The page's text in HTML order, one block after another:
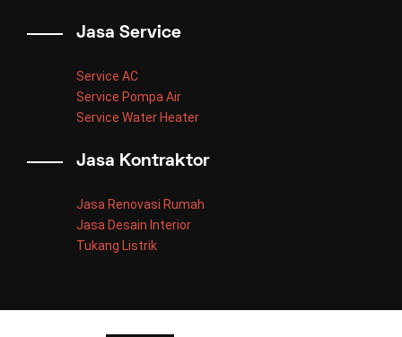
Jasa Service
Service AC
Service Pompa Air
Service Water Heater
Jasa Kontraktor
Jasa Renovasi Rumah
Jasa Desain Interior
Tukang Listrik